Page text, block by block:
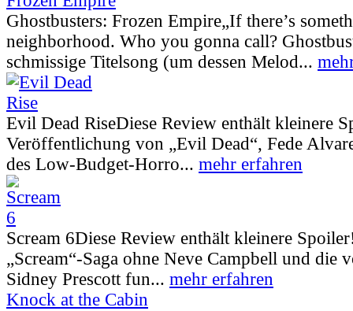
Ghostbusters: Frozen Empire„If there’s
neighborhood. Who you gonna call?
schmissige Titelsong (um dessen Melod...
Evil Dead RiseDiese Review enthält kleinere
Veröffentlichung von „Evil Dead“, Fede
des Low-Budget-Horro... mehr erfahren
Scream 6Diese Review enthält kleinere
„Scream“-Saga ohne Neve Campbell und die
Sidney Prescott fun... mehr erfahren
Knock at the Cabin